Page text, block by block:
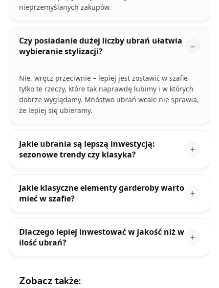
nieprzemyślanych zakupów.
Czy posiadanie dużej liczby ubrań ułatwia
wybieranie stylizacji?
Nie, wręcz przeciwnie – lepiej jest zostawić w szafie
tylko te rzeczy, które tak naprawdę lubimy i w których
dobrze wyglądamy. Mnóstwo ubrań wcale nie sprawia,
że lepiej się ubieramy.
Jakie ubrania są lepszą inwestycją:
sezonowe trendy czy klasyka?
Jakie klasyczne elementy garderoby warto
mieć w szafie?
Dlaczego lepiej inwestować w jakość niż w
ilość ubrań?
Zobacz także: